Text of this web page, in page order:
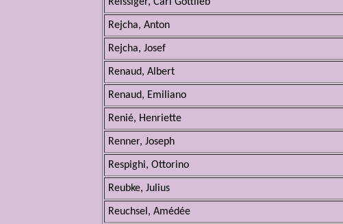
Rejcha, Anton
Rejcha, Josef
Renaud, Albert
Renaud, Emiliano
Renié, Henriette
Renner, Joseph
Respighi, Ottorino
Reubke, Julius
Reuchsel, Amédée